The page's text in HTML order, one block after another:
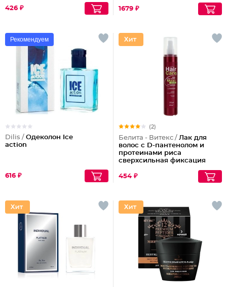
426 ₽ 1679 ₽
Рекомендуем
Dilis / Одеколон Ice
action
616 ₽
(2)
Белита - Витекс / Лак для
волос с D-пантенолом и
протеинами риса
сверхсильная фиксация
454 ₽